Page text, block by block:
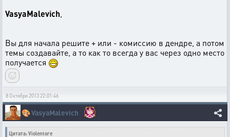
VasyaMalevich
Вы для начала решите + или - комиссию в дендре, а потом
темы создавайте, а то как то всегда у вас через одно место
получается
8 Октября 2013 22:01:46
🎨VasyaMalevich
Цитата: Violentore